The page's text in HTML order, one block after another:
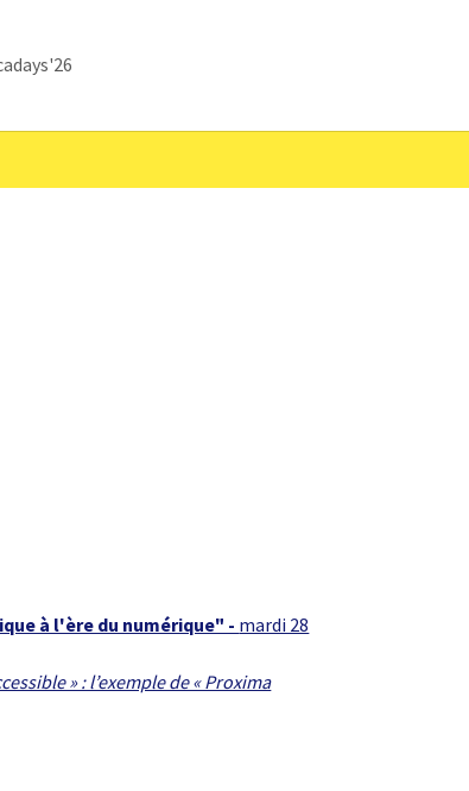
for "Communications"
à l'ère du numérique" - mardi 28
» : l’exemple de « Proxima